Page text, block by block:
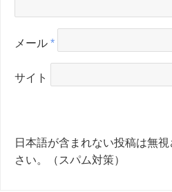
メール *
サイト
日本語が含まれない投稿は無
さい。（スパム対策）